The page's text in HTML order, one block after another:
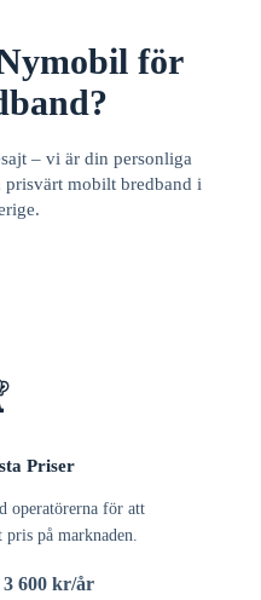
för
– vi är din personliga
prisvärt mobilt bredband i
Priser
operatörerna för att
på marknaden.
600 kr/år